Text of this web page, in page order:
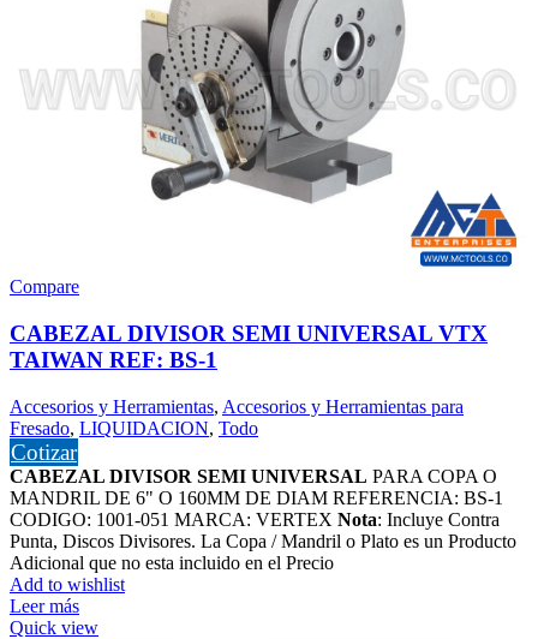
Compare
CABEZAL DIVISOR SEMI UNIVERSAL VTX
TAIWAN REF: BS-1
Accesorios y Herramientas, Accesorios y Herramientas para
Fresado, LIQUIDACION, Todo
Cotizar
CABEZAL DIVISOR SEMI UNIVERSAL PARA COPA O
MANDRIL DE 6" O 160MM DE DIAM REFERENCIA: BS-1
CODIGO: 1001-051 MARCA: VERTEX Nota: Incluye Contra
Punta, Discos Divisores. La Copa / Mandril o Plato es un Producto
Adicional que no esta incluido en el Precio
Add to wishlist
Leer más
Quick view